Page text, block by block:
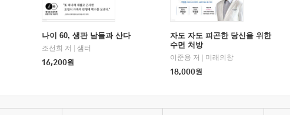
나이 60, 생판 남들과 산다
조선희 저
샘터
16,200원
자도 자도 피곤한 당신을 위한
수면 처방
이준용 저
미래의창
18,000원